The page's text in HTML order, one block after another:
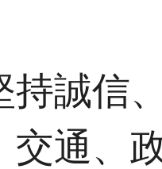
持誠信
交通、